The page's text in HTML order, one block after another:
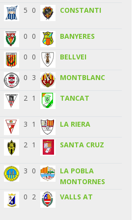
5 0 CONSTANTI
0 0 BANYERES
0 0 BELLVEI
0 3 MONTBLANC
2 1 TANCAT
3 1 LA RIERA
2 1 SANTA CRUZ
3 0
LA POBLA
MONTORNES
0 2 VALLS AT